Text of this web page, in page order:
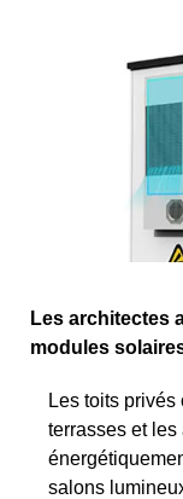
Les architectes
modules
Les toits
terrasses et
salons